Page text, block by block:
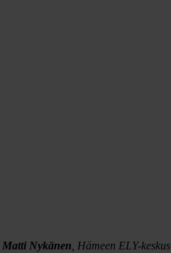
Matti Nykänen , Hämeen ELY-keskus